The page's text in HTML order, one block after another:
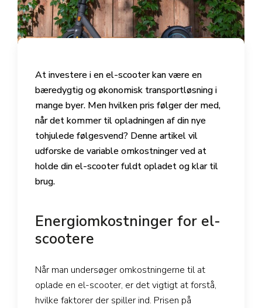
At investere i en el-scooter kan være en
bæredygtig og økonomisk transportløsning i
mange byer. Men hvilken pris følger der med,
når det kommer til opladningen af din nye
tohjulede følgesvend? Denne artikel vil
udforske de variable omkostninger ved at
holde din el-scooter fuldt opladet og klar til
brug.
Energiomkostninger for el-
scootere
Når man undersøger omkostningerne til at
oplade en el-scooter, er det vigtigt at forstå,
hvilke faktorer der spiller ind. Prisen på